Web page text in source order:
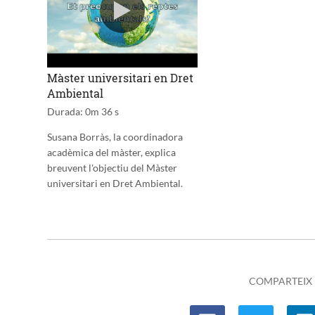
Màster universitari en Dret
Ambiental
Durada: 0m 36 s
Susana Borràs, la coordinadora
acadèmica del màster, explica
breuvent l'objectiu del Màster
universitari en Dret Ambiental.
COMPARTEIX
F
L